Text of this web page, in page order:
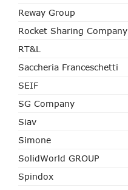
Reway Group
Rocket Sharing Company
RT&L
Saccheria Franceschetti
SEIF
SG Company
Siav
Simone
SolidWorld GROUP
Spindox